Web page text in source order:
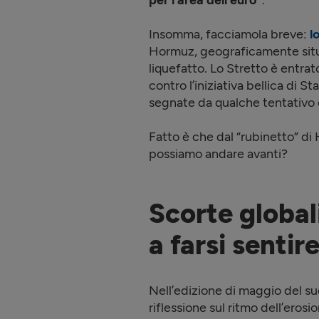
Insomma, facciamola breve:
Hormuz, geograficamente
liquefatto. Lo Stretto è
contro l’iniziativa bellica di
segnate da qualche tentativo
Fatto è che dal “rubinetto”
possiamo andare avanti?
Scorte
a farsi sentire
Nell’edizione di maggio del
riflessione sul ritmo